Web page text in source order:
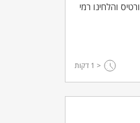
והלחינו רמי
< 1 דקות